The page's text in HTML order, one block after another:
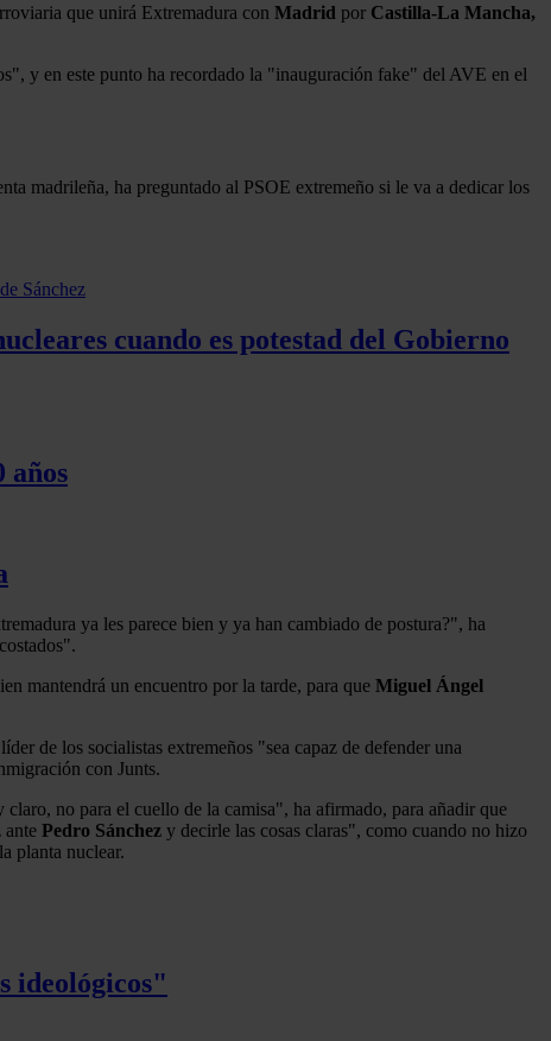
que unirá Extremadura con Madrid por Castilla-La Mancha,
y en este punto ha recordado la "inauguración fake" del AVE en el
madrileña, ha preguntado al PSOE extremeño si le va a dedicar los
cuando es potestad del Gobierno
años
ya les parece bien y ya han cambiado de postura?", ha
mantendrá un encuentro por la tarde, para que Miguel Ángel
de los socialistas extremeños "sea capaz de defender una
con Junts.
no para el cuello de la camisa", ha afirmado, para añadir que
ante Pedro Sánchez y decirle las cosas claras", como cuando no hizo
planta nuclear.
ideológicos"